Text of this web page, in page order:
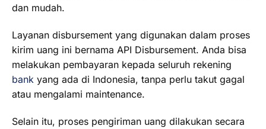
dan mudah.
Layanan disbursement yang digunakan dalam proses
kirim uang ini bernama API Disbursement. Anda bisa
melakukan pembayaran kepada seluruh rekening
bank yang ada di Indonesia, tanpa perlu takut gagal
atau mengalami maintenance.
Selain itu, proses pengiriman uang dilakukan secara